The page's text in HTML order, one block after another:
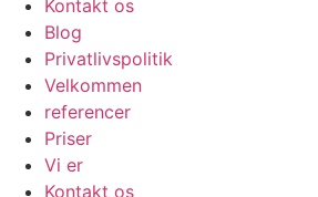
Kontakt os
Blog
Privatlivspolitik
Velkommen
referencer
Priser
Vi er
Kontakt os